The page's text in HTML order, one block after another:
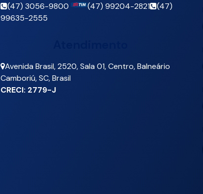
(47) 3056-9800 (47) 99204-2821
(47)
99635-2555
Avenida Brasil,2520,Sala 01,Centro,Balneário
Camboriú,SC,Brasil
CRECI: 2779-J